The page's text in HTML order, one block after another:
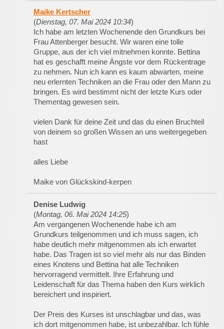
Maike Kertscher
(Dienstag, 07. Mai 2024 10:34)
Ich habe am letzten Wochenende den Grundkurs bei
Frau Attenberger besucht. Wir waren eine tolle
Gruppe, aus der ich viel mitnehmen konnte. Bettina
hat es geschafft meine Ängste vor dem Rückentrage
zu nehmen. Nun ich kann es kaum abwarten, meine
neu erlernten Techniken an die Frau oder den Mann zu
bringen. Es wird bestimmt nicht der letzte Kurs oder
Thementag gewesen sein.
vielen Dank für deine Zeit und das du einen Bruchteil
von deinem so großen Wissen an uns weitergegeben
hast
alles Liebe
Maike von Glückskind-kerpen
Denise Ludwig
(Montag, 06. Mai 2024 14:25)
Am vergangenen Wochenende habe ich am
Grundkurs teilgenommen und ich muss sagen, ich
habe deutlich mehr mitgenommen als ich erwartet
habe. Das Tragen ist so viel mehr als nur das Binden
eines Knotens und Bettina hat alle Techniken
hervorragend vermittelt. Ihre Erfahrung und
Leidenschaft für das Thema haben den Kurs wirklich
bereichert und inspiriert.
Der Preis des Kurses ist unschlagbar und das, was
ich dort mitgenommen habe, ist unbezahlbar. Ich fühle